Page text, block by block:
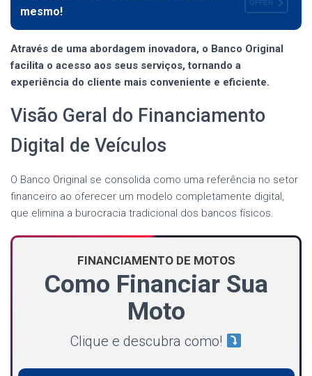
mesmo!
OFFEN
Através de uma abordagem inovadora, o Banco Original
facilita o acesso aos seus serviços, tornando a
experiência do cliente mais conveniente e eficiente.
Visão Geral do Financiamento
Digital de Veículos
O Banco Original se consolida como uma referência no setor
financeiro ao oferecer um modelo completamente digital,
que elimina a burocracia tradicional dos bancos físicos.
FINANCIAMENTO DE MOTOS
Como Financiar Sua
Moto
Clique e descubra como!